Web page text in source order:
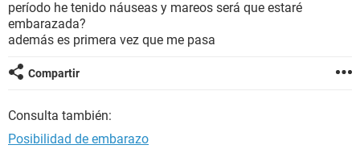
GLOSARIO
período he tenido náuseas y mareos será que estaré
embarazada?
además es primera vez que me pasa
Compartir
Consulta también:
Posibilidad de embarazo